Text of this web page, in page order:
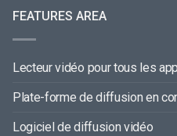
FEATURES AREA
Lecteur vidéo pour tous les
Plate-forme de diffusion en
Logiciel de diffusion vidéo